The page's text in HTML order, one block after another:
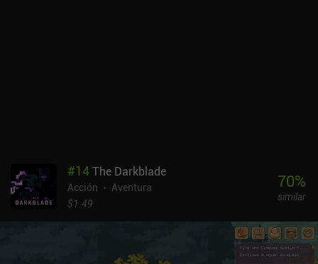
#14The Darkblade
Acción
Aventura
$1.49
70%
similar